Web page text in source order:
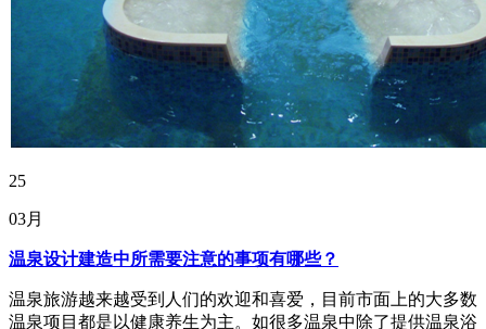
25
03月
温泉设计建造中所需要注意的事项有哪些？
温泉旅游越来越受到人们的欢迎和喜爱，目前市面上的大多数
温泉项目都是以健康养生为主。如很多温泉中除了提供温泉浴